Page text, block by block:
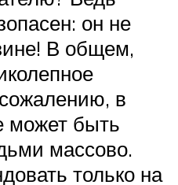
он не
В общем,
в
может быть
массово.
только на